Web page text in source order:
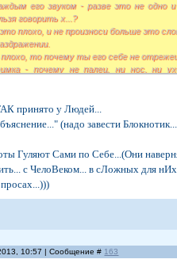
его звуком - разве это не одно
говорить х...?
плохо, и не произноси больше это
то почему ты его себе не
- почему не палец, ни нос, ни
принято у людей.
- съязвил Фимка.
принято у Людей...
(надо завести
Гуляют Сами по Себе...(Они
с ЧелоВеком... в сЛожных для нИх
10:57 | Сообщение # 163